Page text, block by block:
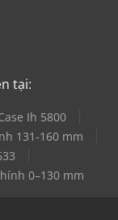
tại:
Ih 5800
131-160 mm
0–130 mm